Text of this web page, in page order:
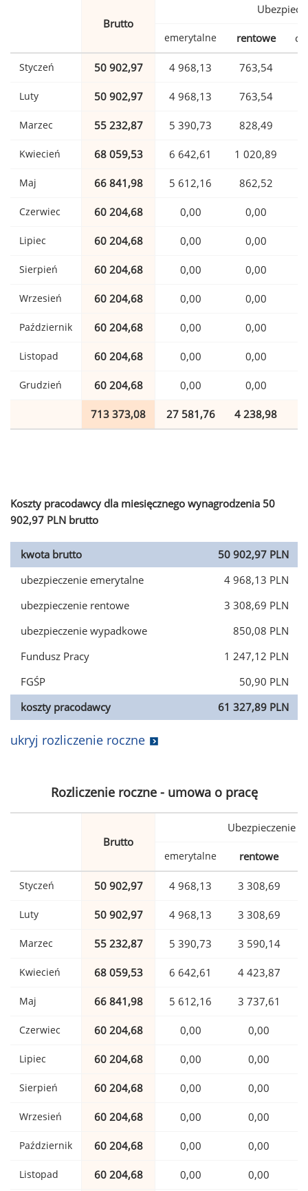
Brutto
emerytalne rentowe
Styczeń 50 902,97 4 968,13 763,54
Luty 50 902,97 4 968,13 763,54
Marzec 55 232,87 5 390,73 828,49
Kwiecień 68 059,53 6 642,61 1 020,89
Maj 66 841,98 5 612,16 862,52
Czerwiec 60 204,68 0,00 0,00
Lipiec 60 204,68 0,00 0,00
Sierpień 60 204,68 0,00 0,00
Wrzesień 60 204,68 0,00 0,00
Październik 60 204,68 0,00 0,00
Listopad 60 204,68 0,00 0,00
Grudzień 60 204,68 0,00 0,00
713 373,08 27 581,76 4 238,98
Koszty pracodawcy dla miesięcznego wynagrodzenia 50
902,97 PLN brutto
kwota brutto
50 902,97 PLN
ubezpieczenie emerytalne
4 968,13 PLN
ubezpieczenie rentowe
3 308,69 PLN
ubezpieczenie wypadkowe
850,08 PLN
Fundusz Pracy
1 247,12 PLN
FGŚP
50,90 PLN
koszty pracodawcy
61 327,89 PLN
ukryj rozliczenie roczne
Rozliczenie roczne - umowa o pracę
Brutto
Ubezpieczenie
emerytalne rentowe
Styczeń 50 902,97 4 968,13 3 308,69
Luty 50 902,97 4 968,13 3 308,69
Marzec 55 232,87 5 390,73 3 590,14
Kwiecień 68 059,53 6 642,61 4 423,87
Maj 66 841,98 5 612,16 3 737,61
Czerwiec 60 204,68 0,00 0,00
Lipiec 60 204,68 0,00 0,00
Sierpień 60 204,68 0,00 0,00
Wrzesień 60 204,68 0,00 0,00
Październik 60 204,68 0,00 0,00
Listopad 60 204,68 0,00 0,00